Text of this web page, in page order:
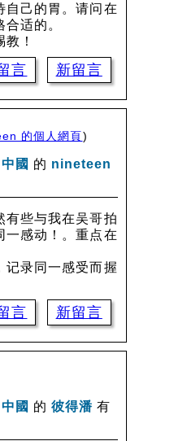
自己的胃。请问在
适的。
！
言 新留言
的個人網頁)
中國 的 nineteen
有些与我在吴哥拍
一感动！。重点在
记录同一感受而握
言 新留言
中國 的 彼得潘 有